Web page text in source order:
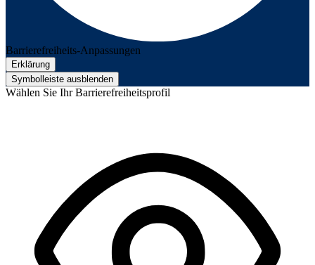
Barrierefreiheits-Anpassungen
Erklärung
Symbolleiste ausblenden
Wählen Sie Ihr Barrierefreiheitsprofil